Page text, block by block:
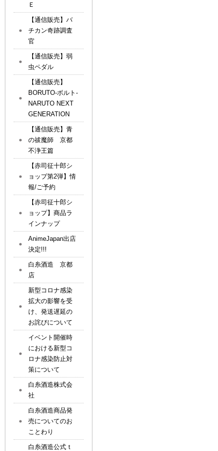
Ｅ
【通信販売】バ
チカン奇跡調査
官
【通信販売】弱
虫ペダル
【通信販売】
BORUTO-ボルト-
NARUTO NEXT
GENERATION
【通信販売】青
の祓魔師 京都
不浄王篇
【赤司征十郎シ
ョップ第2弾】情
報/ご予約
【赤司征十郎シ
ョップ】商品ラ
インナップ
AnimeJapan出店
決定!!!
白糸酒造 京都
店
新型コロナ感染
拡大の影響を受
け、発送遅延の
お詫びについて
イベント開催時
における新型コ
ロナ感染防止対
策について
白糸酒造株式会
社
白糸酒造商品発
売についてのお
ことわり
白糸酒造公式ｔ